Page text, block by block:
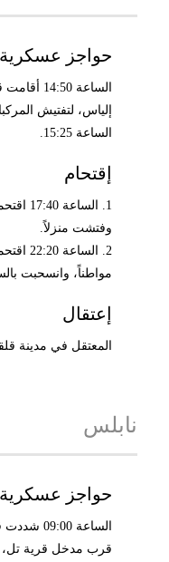
حواجز عسكرية
الساعة
إلياس، لتفتيش
الساعة 15:25.
إقتحام
1.
وفتشت منزلاً.
2.
مواطناً، وانسحبت بالساعة
إعتقال
المعتقل في مدينة
نابلس
حواجز عسكرية
الساعة
قرب مدخل قرية تل،